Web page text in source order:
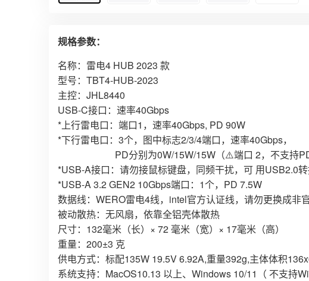
规格参数：
名称：雷电4 HUB 2023 款
型号：TBT4-HUB-2023
主控：JHL8440
USB-C接口：速率40Gbps
*上行雷电口：端口1，速率40Gbps, PD 90W
*下行雷电口：3个，图中标志2/3/4端口，速率40Gbps，
PD分别为0W/15W/15W（⚠️端口 2，不支持PD 供
*USB-A接口：请勿接鼠标键盘，同频干扰，可 用USB2.0
*USB-A 3.2 GEN2 10Gbps端口：1个，PD 7.5W
数据线：WERO雷电4线，intel官方认证线，请勿更换成非
被动散热：无风扇，依靠全铝壳体散热
尺寸：132毫米（长）× 72 毫米（宽）× 17毫米（高）
重量：200±3 克
供电方式：标配135W 19.5V 6.92A,重量392g,主体体积
系统支持：MacOS10.13 以上、Windows 10/11（ 不支持